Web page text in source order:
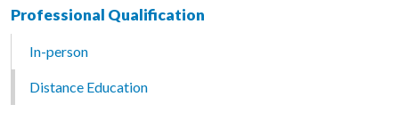
Professional Qualification
In-person
Distance Education